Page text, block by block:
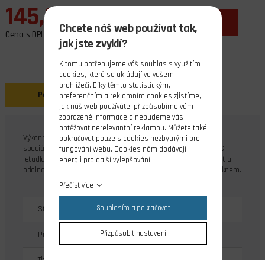
145,00 Kč
Cena s DPH
do košíku
Popis
Výkonné vrtule pro R/C modely letadel - řada GF. Řada GF je
speciálně navržena pro sportovní létání a vysoce výkonné R/C
letadla s elektro nebo benzínovým motorem. Pro max.pevnost a
odolnost jsou vyrobeny z kompozitu vyztuženého skelným vláknem.
Stoupání [m] 0.127
Průměr vrtule [mm]
Chcete náš web používat tak,
jak jste zvyklí?
K tomu potřebujeme váš souhlas s využitím
cookies, které se ukládají ve vašem
prohlížeči. Díky těmto statistickým,
preferenčním a reklamním cookies zjistíme,
jak náš web používáte, přizpůsobíme vám
zobrazené informace a nebudeme vás
obtěžovat nerelevantní reklamou. Můžete také
pokračovat pouze s cookies nezbytnými pro
fungování webu. Cookies nám dodávají
energii pro další vylepšování.
Přečíst více
Souhlasím a pokračovat
Přizpůsobit nastavení